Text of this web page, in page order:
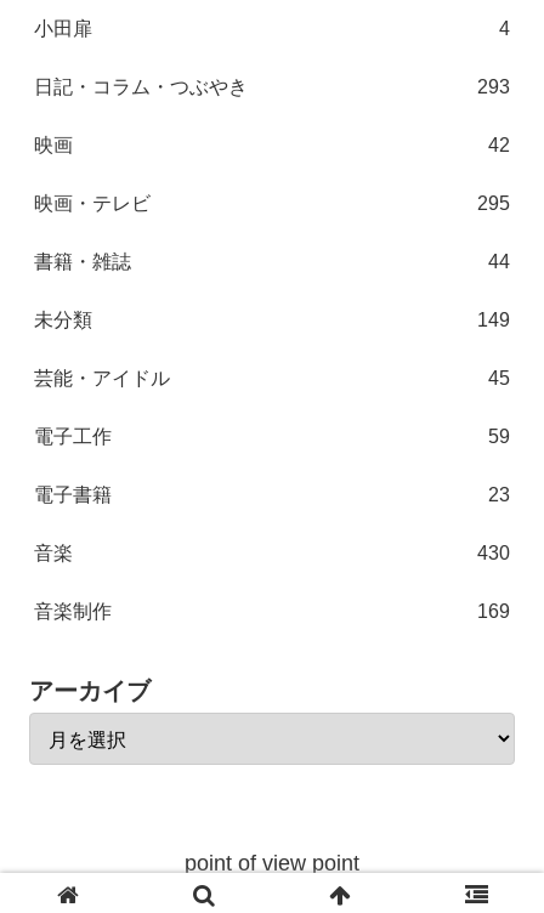
小田扉 4
日記・コラム・つぶやき 293
映画 42
映画・テレビ 295
書籍・雑誌 44
未分類 149
芸能・アイドル 45
電子工作 59
電子書籍 23
音楽 430
音楽制作 169
アーカイブ
point of view point
© 2004 point of view point.